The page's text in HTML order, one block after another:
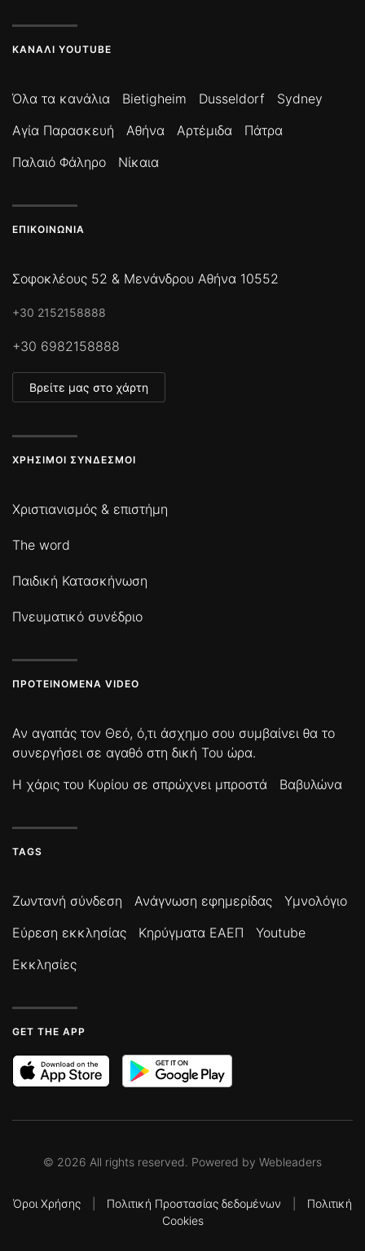
ΚΑΝΆΛΙ YOUTUBE
Όλα τα κανάλια Bietigheim Dusseldorf
Sydney
Αγία Παρασκευή
Αθήνα Αρτέμιδα
Πάτρα
Παλαιό Φάληρο
Νίκαια
ΕΠΙΚΟΙΝΩΝΊΑ
Σοφοκλέους 52 & Μενάνδρου Αθήνα 10552
+30 2152158888
+30 6982158888
Βρείτε μας στο χάρτη
ΧΡΉΣΙΜΟΙ ΣΎΝΔΕΣΜΟΙ
Χριστιανισμός & επιστήμη
The word
Παιδική Κατασκήνωση
Πνευματικό συνέδριο
ΠΡΟΤΕΙΝΌΜΕΝΑ VIDEO
Αν αγαπάς τον Θεό, ό,τι άσχημο σου συμβαίνει θα το
συνεργήσει σε αγαθό στη δική Του ώρα.
Η χάρις του Κυρίου σε σπρώχνει μπροστά
Βαβυλώνα
TAGS
Ζωντανή σύνδεση Ανάγνωση εφημερίδας
Υμνολόγιο
Εύρεση εκκλησίας
Κηρύγματα ΕΑΕΠ
Youtube
Εκκλησίες
GET THE APP
© 2026 All rights reserved. Powered by Webleaders
Όροι Χρήσης Πολιτική Προστασίας δεδομένων
Πολιτική
Cookies